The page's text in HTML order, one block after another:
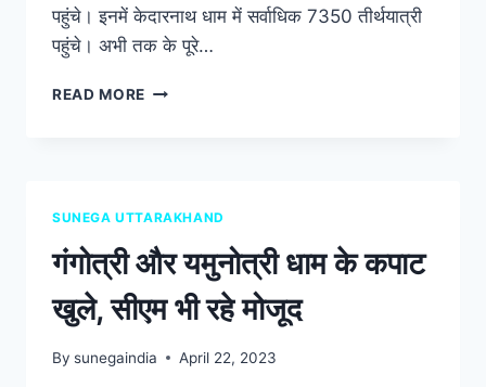
पहुंचे। इनमें केदारनाथ धाम में सर्वाधिक 7350 तीर्थयात्री
पहुंचे। अभी तक के पूरे…
READ MORE
SUNEGA UTTARAKHAND
गंगोत्री और यमुनोत्री धाम के कपाट
खुले, सीएम भी रहे मोजूद
By sunegaindia April 22, 2023